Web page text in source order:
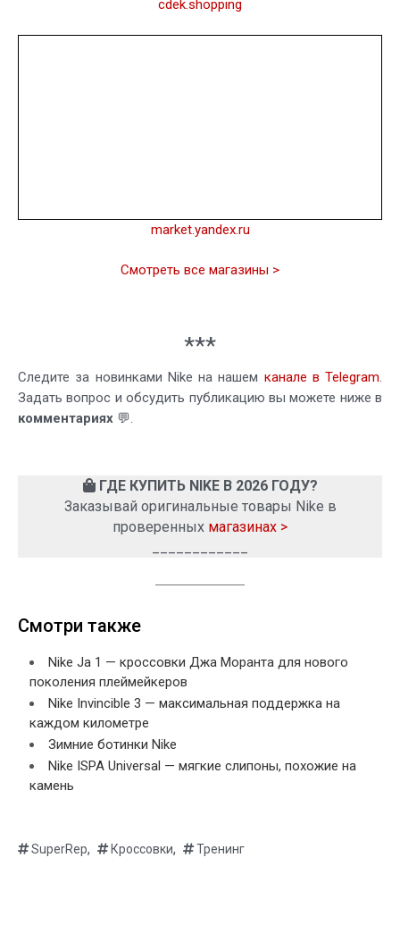
cdek.shopping
market.yandex.ru
Смотреть все магазины >
***
Следите за новинками Nike на нашем канале в Telegram
Задать вопрос и обсудить публикацию вы можете ниже в
комментариях 💬.
ГДЕ КУПИТЬ NIKE В 2026 ГОДУ?
Заказывай оригинальные товары Nike в
проверенных магазинах >
Смотри также
Nike Ja 1 — кроссовки Джа Моранта для нового
поколения плеймейкеров
Nike Invincible 3 — максимальная поддержка на
каждом километре
Зимние ботинки Nike
Nike ISPA Universal — мягкие слипоны, похожие на
камень
SuperRep, Кроссовки, Тренинг